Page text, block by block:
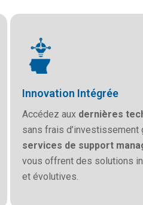
Innovation Intégrée
Accédez aux dernières
sans frais d’investissement
services de support
vous offrent des solutions
et évolutives.